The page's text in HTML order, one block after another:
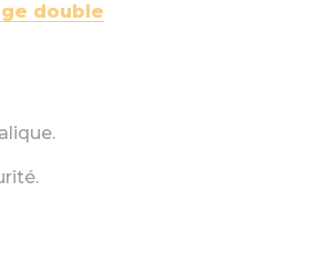
double